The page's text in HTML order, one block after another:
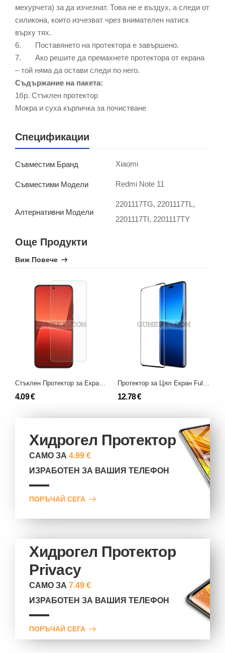
мехурчета) за да изчезнат. Това не е въздух, а следи от
силикона, които изчезват чрез внимателен натиск
върху тях.
6. Поставянето на протектора е завършено.
7. Ако решите да премахнете протектора от екрана
– той няма да остави следи по него.
Съдържание на пакета:
1бр. Стъклен протектор
Мокра и суха кърпичка за почистване
Спецификации
Съвместим Бранд Xiaomi
Съвместими Модели Redmi Note 11
Алтернативни Модели
2201117TG, 2201117TL,
2201117TI, 2201117TY
Още Продукти
Виж Повече
Стъклен Протектор за Екран за Xiaomi 13
4.09 €
Протектор за Цял Екран Full Glue за Xiaomi 13 Lite
12.78 €
Хидрогел Протектор
САМО ЗА4.99 €
ИЗРАБОТЕН ЗА ВАШИЯ ТЕЛЕФОН
ПОРЪЧАЙ СЕГА
Хидрогел Протектор
Privacy
САМО ЗА7.49 €
ИЗРАБОТЕН ЗА ВАШИЯ ТЕЛЕФОН
ПОРЪЧАЙ СЕГА